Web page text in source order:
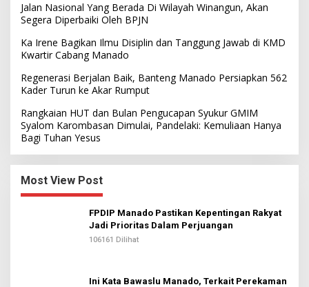
Jalan Nasional Yang Berada Di Wilayah Winangun, Akan
Segera Diperbaiki Oleh BPJN
Ka Irene Bagikan Ilmu Disiplin dan Tanggung Jawab di KMD
Kwartir Cabang Manado
Regenerasi Berjalan Baik, Banteng Manado Persiapkan 562
Kader Turun ke Akar Rumput
Rangkaian HUT dan Bulan Pengucapan Syukur GMIM
Syalom Karombasan Dimulai, Pandelaki: Kemuliaan Hanya
Bagi Tuhan Yesus
Most View Post
FPDIP Manado Pastikan Kepentingan Rakyat
Jadi Prioritas Dalam Perjuangan
106161 Dilihat
Ini Kata Bawaslu Manado, Terkait Perekaman